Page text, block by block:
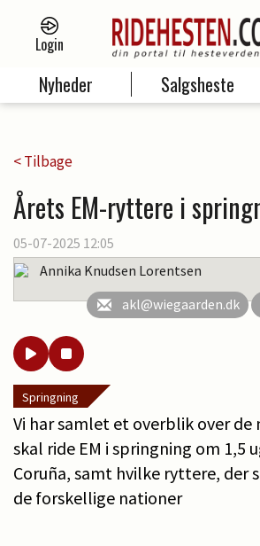
Login
Nyheder Salgsheste
< Tilbage
Årets EM-ryttere i
05-07-2025 12:05
Annika Knudsen Lorentsen
akl@wiegaarden.dk
Springning
Vi har samlet et overblik over de
skal ride EM i springning om 1,5
Coruña, samt hvilke ryttere,
de forskellige nationer